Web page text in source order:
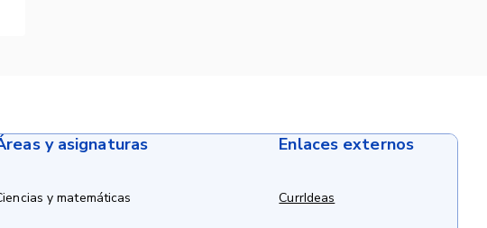
y asignaturas
y matemáticas
Enlaces externos
CurrIdeas